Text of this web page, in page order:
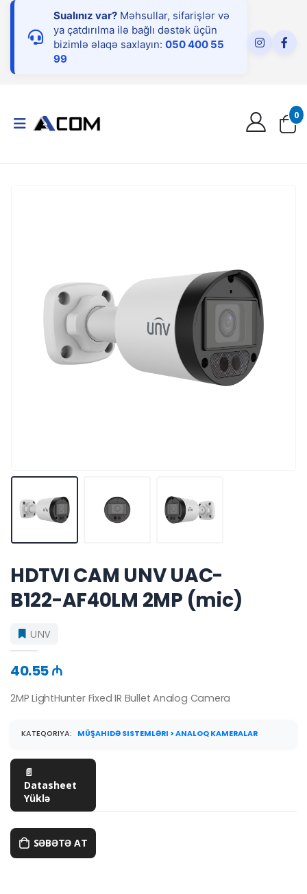
Sualınız var? Məhsullar, sifarişlər və
ya çatdırılma ilə bağlı dəstək üçün
bizimlə əlaqə saxlayın: 050 400 55
99
0
HDTVI CAM UNV UAC-
B122-AF40LM 2MP (mic)
UNV
40.55 ₼
2MP LightHunter Fixed IR Bullet Analog Camera
KATEQORIYA: MÜŞAHIDƏ SISTEMLƏRI > ANALOQ KAMERALAR
📄
Datasheet
Yüklə
SƏBƏTƏ AT